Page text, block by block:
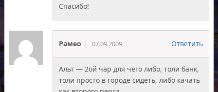
Спасибо!
Рамео 07.09.2009 Ответить
Альт — 2ой чар для чего либо, толи банк,
толи просто в городе сидеть, либо качать